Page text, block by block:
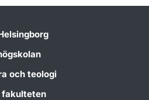
och teologi